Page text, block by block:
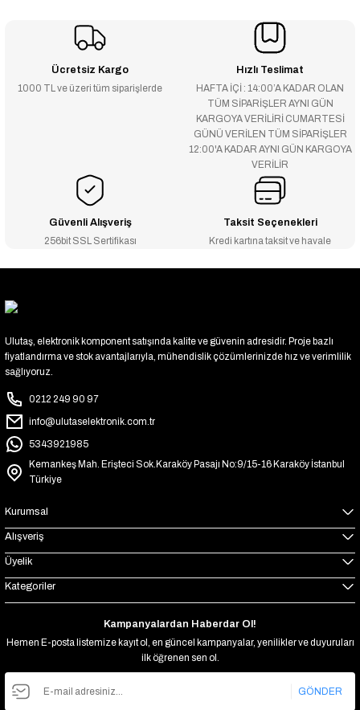
Ücretsiz Kargo
1000 TL ve üzeri tüm siparişlerde
Hızlı Teslimat
HAFTA İÇİ : 14:00’A KADAR OLAN
TÜM SİPARİŞLER AYNI GÜN
KARGOYA VERİLİRİ CUMARTESİ
GÜNÜ VERİLEN TÜM SİPARİŞLER
12:00'A KADAR AYNI GÜN KARGOYA
VERİLİR
Güvenli Alışveriş
256bit SSL Sertifikası
Taksit Seçenekleri
Kredi kartına taksit ve havale
Ulutaş, elektronik komponent satışında kalite ve güvenin adresidir. Proje bazlı
fiyatlandırma ve stok avantajlarıyla, mühendislik çözümlerinizde hız ve verimlilik
sağlıyoruz.
0212 249 90 97
info@ulutaselektronik.com.tr
5343921985
Kemankeş Mah. Erişteci Sok.Karaköy Pasajı No:9/15-16 Karaköy İstanbul
Türkiye
Kurumsal
Alışveriş
Üyelik
Kategoriler
Kampanyalardan Haberdar Ol!
Hemen E-posta listemize kayıt ol, en güncel kampanyalar, yenilikler ve duyuruları
ilk öğrenen sen ol.
GÖNDER